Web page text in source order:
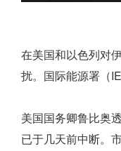
在美国和以色列对
扰。国际能源署（
美国国务卿鲁比奥
已于几天前中断。